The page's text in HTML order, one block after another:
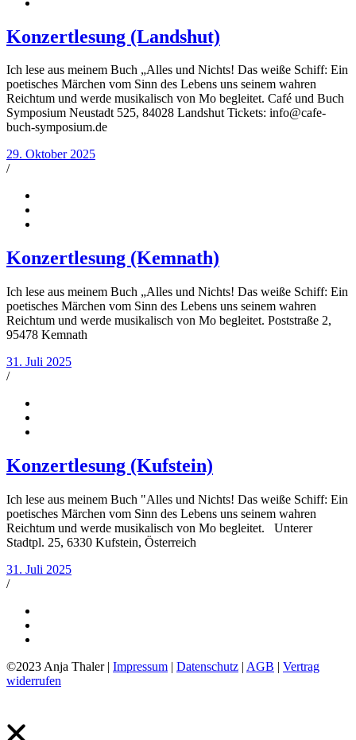
Konzertlesung (Landshut)
Ich lese aus meinem Buch „Alles und Nichts! Das weiße Schiff: Ein
poetisches Märchen vom Sinn des Lebens uns seinem wahren
Reichtum und werde musikalisch von Mo begleitet. Café und Buch
Symposium Neustadt 525, 84028 Landshut Tickets: info@cafe-
buch-symposium.de
29. Oktober 2025
/
Konzertlesung (Kemnath)
Ich lese aus meinem Buch „Alles und Nichts! Das weiße Schiff: Ein
poetisches Märchen vom Sinn des Lebens uns seinem wahren
Reichtum und werde musikalisch von Mo begleitet. Poststraße 2,
95478 Kemnath
31. Juli 2025
/
Konzertlesung (Kufstein)
Ich lese aus meinem Buch "Alles und Nichts! Das weiße Schiff: Ein
poetisches Märchen vom Sinn des Lebens uns seinem wahren
Reichtum und werde musikalisch von Mo begleitet. Unterer
Stadtpl. 25, 6330 Kufstein, Österreich
31. Juli 2025
/
©2023 Anja Thaler | Impressum | Datenschutz | AGB | Vertrag
widerrufen